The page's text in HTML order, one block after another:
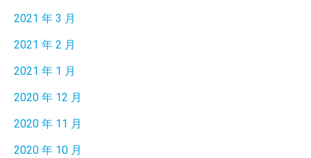
2021 年 3 月
2021 年 2 月
2021 年 1 月
2020 年 12 月
2020 年 11 月
2020 年 10 月